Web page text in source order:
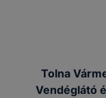
Tolna
Vendéglátó